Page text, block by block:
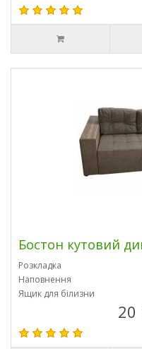
Бостон кутовий
Розкладка
Наповнення
Ящик для білизни
20